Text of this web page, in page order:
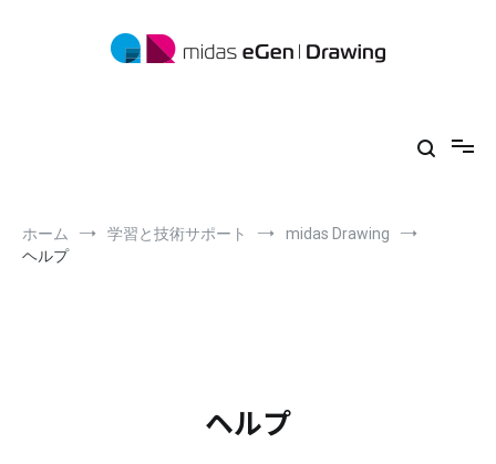
ホーム 学習と技術サポート
midas Drawing
ヘルプ
ヘルプ